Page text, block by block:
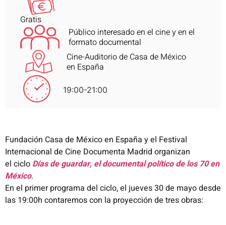
Gratis
Público interesado en el cine y en el
formato documental
Cine-Auditorio de Casa de México
en España
19:00-21:00
Fundación Casa de México en España y el Festival
Internacional de Cine Documenta Madrid organizan
el ciclo Días de guardar, el documental político de los 70 en
México.
En el primer programa del ciclo, el jueves 30 de mayo desde
las 19:00h contaremos con la proyección de tres obras: